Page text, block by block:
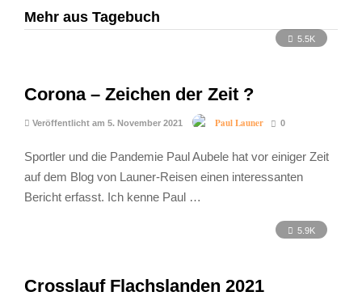
Mehr aus Tagebuch
5.5K
Corona – Zeichen der Zeit ?
Veröffentlicht am 5. November 2021 Paul Launer 0
Sportler und die Pandemie Paul Aubele hat vor einiger Zeit
auf dem Blog von Launer-Reisen einen interessanten
Bericht erfasst. Ich kenne Paul …
5.9K
Crosslauf Flachslanden 2021